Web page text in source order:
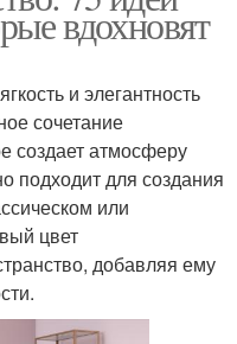
вдохновят
и элегантность
сочетание
создает атмосферу
подходит для создания
или
цвет
добавляя ему